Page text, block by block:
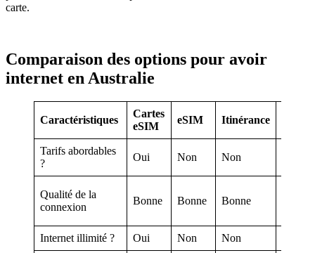
carte.
Comparaison des options pour avoir
internet en Australie
Caractéristiques
Cartes
eSIM
eSIM Itinérance
Tarifs abordables
?
Oui Non Non
Qualité de la
connexion
Bonne Bonne Bonne
Internet illimité ? Oui Non Non